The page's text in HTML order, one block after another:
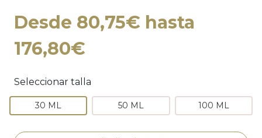
Desde 80,75€ hasta
176,80€
Seleccionar talla
30 ML 50 ML 100 ML